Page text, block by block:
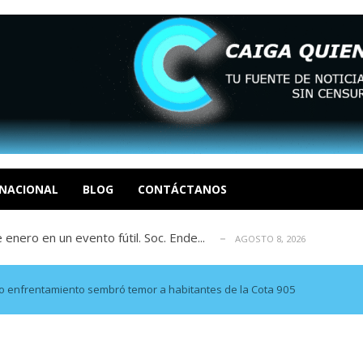
BLOG CONTÁCTANOS
R AGOSTO 8, 2026
Realpolitik y el Desmante... AGOSTO 8, 2026
García AGOSTO 7, 2026
en un evento fútil. Soc. Ende...
Luis Centeno S AGOSTO 8, 2026
R AGOSTO 8, 2026
Realpolitik y el Desmante... AGOSTO 8, 2026
García AGOSTO 7, 2026
enfrentamiento sembró temor a habitantes de la Cota 905